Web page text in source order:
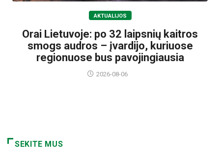
AKTUALIJOS
Orai Lietuvoje: po 32 laipsnių kaitros
smogs audros – įvardijo, kuriuose
regionuose bus pavojingiausia
2026-08-06
SEKITE MUS